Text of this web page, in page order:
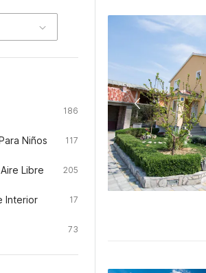
186
Niños 117
Libre 205
Interior 17
73